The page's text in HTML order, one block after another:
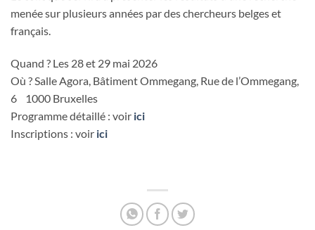
menée sur plusieurs années par des chercheurs belges et
français.
Quand ? Les 28 et 29 mai 2026
Où ? Salle Agora, Bâtiment Ommegang, Rue de l’Ommegang,
6 1000 Bruxelles
Programme détaillé : voir ici
Inscriptions : voir ici